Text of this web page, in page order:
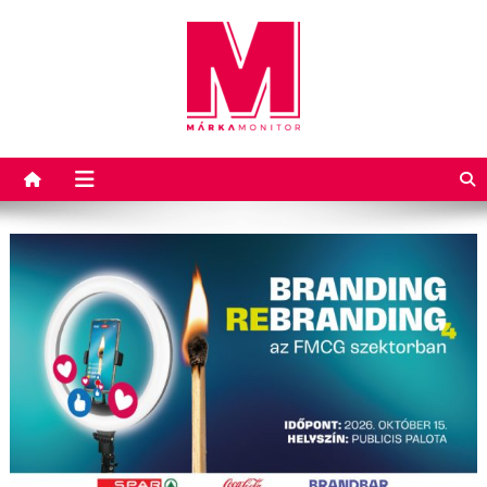
Márkamonitor